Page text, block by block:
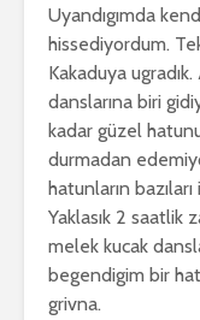
Uyandıgımda
hissediyordum.
Kakaduya
danslarına biri
kadar güzel
durmadan
hatunların
Yaklasık 2 saatlik
melek kucak
begendigim bir
grivna.